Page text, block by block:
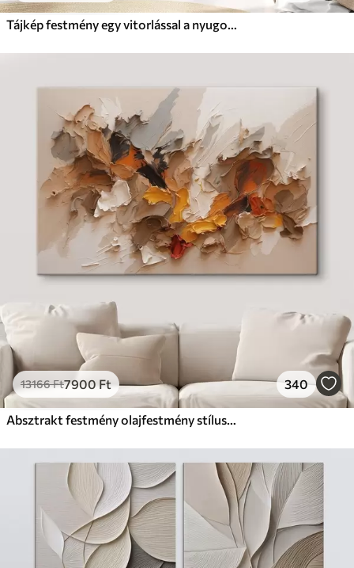
Tájkép festmény egy vitorlással a nyugodt tengeren, narancssárga és sárga égbolt, távoli hegyek
13166Ft7900Ft 340
Absztrakt festmény olajfestmény stílusban